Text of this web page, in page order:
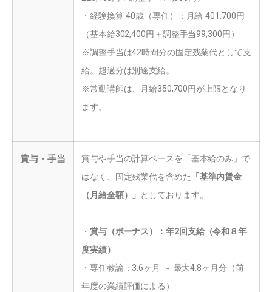
・経験換算 40歳（専任）：月給 401,700円
（基本給302,400円＋調整手当99,300円）
※調整手当は42時間分の固定残業代として支
給。超過分は別途支給。
※常勤講師は、
月給350,700円が上限となり
ます。
賞与・手当
賞与や手当の計算ベースを「基本給のみ」で
はなく、固定残業代を含めた
「基準内賃金
（月給全額）」 としております。
・ 賞与（ボーナス）：年2回支給（令和８年
度実績）
・専任教諭：3.6ヶ月 ～ 最大4.8ヶ月分（前
年度の業績評価による）